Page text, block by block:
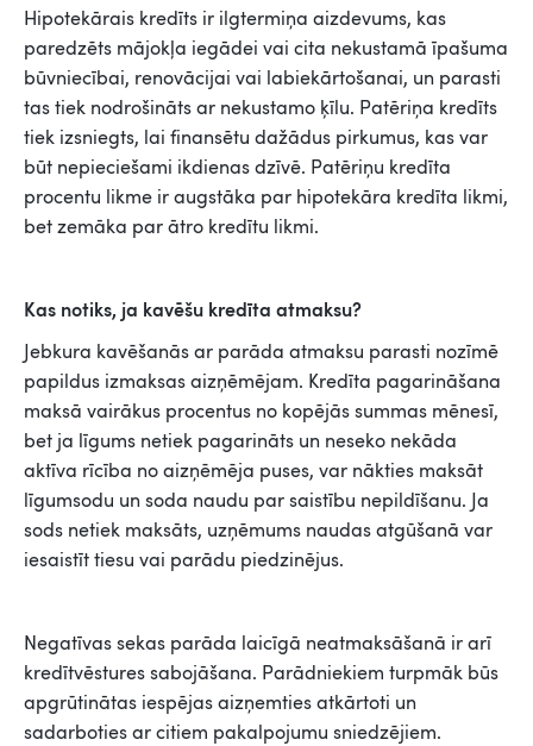
Hipotekārais kredīts ir ilgtermiņa aizdevums, kas
paredzēts mājokļa iegādei vai cita nekustamā īpašuma
būvniecībai, renovācijai vai labiekārtošanai, un parasti
tas tiek nodrošināts ar nekustamo ķīlu. Patēriņa kredīts
tiek izsniegts, lai finansētu dažādus pirkumus, kas var
būt nepieciešami ikdienas dzīvē. Patēriņu kredīta
procentu likme ir augstāka par hipotekāra kredīta likmi,
bet zemāka par ātro kredītu likmi.
Kas notiks, ja kavēšu kredīta atmaksu?
Jebkura kavēšanās ar parāda atmaksu parasti nozīmē
papildus izmaksas aizņēmējam. Kredīta pagarināšana
maksā vairākus procentus no kopējās summas mēnesī,
bet ja līgums netiek pagarināts un neseko nekāda
aktīva rīcība no aizņēmēja puses, var nākties maksāt
līgumsodu un soda naudu par saistību nepildīšanu. Ja
sods netiek maksāts, uzņēmums naudas atgūšanā var
iesaistīt tiesu vai parādu piedzinējus.
Negatīvas sekas parāda laicīgā neatmaksāšanā ir arī
kredītvēstures sabojāšana. Parādniekiem turpmāk būs
apgrūtinātas iespējas aizņemties atkārtoti un
sadarboties ar citiem pakalpojumu sniedzējiem.